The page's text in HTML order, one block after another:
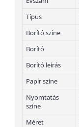
Típus
Borító színe
Borító
Borító leírás
Papír színe
Nyomtatás
színe
Méret